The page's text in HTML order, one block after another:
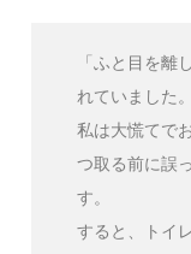
「ふと目を離
れていました。
私は大慌てで
つ取る前に誤
す。
すると、トイ